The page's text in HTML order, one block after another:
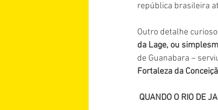
república brasileira
Outro detalhe
da Lage, ou
de Guanabara –
Fortaleza da
QUANDO O RIO DE